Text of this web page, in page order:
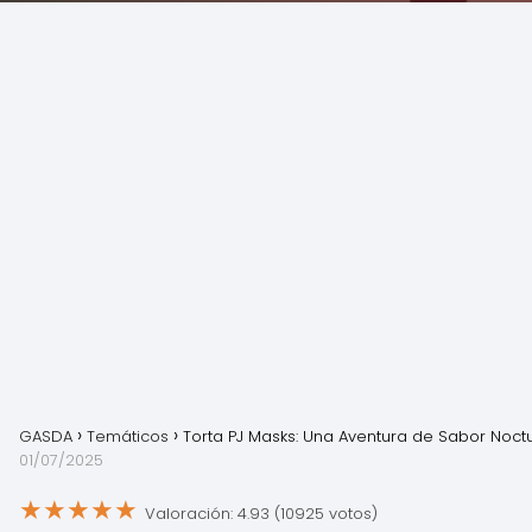
GASDA Temáticos
Torta PJ Masks: Una Aventura de Sabor
01/07/2025
★★★★★ Valoración: 4.93 (10925 votos)